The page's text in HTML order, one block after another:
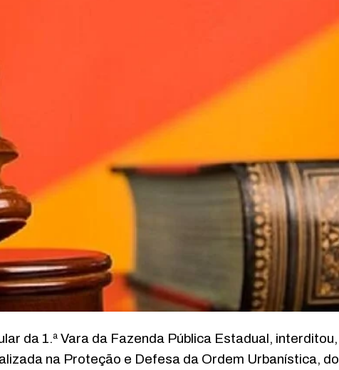
da 1.ª Vara da Fazenda Pública Estadual, interditou,
na Proteção e Defesa da Ordem Urbanística, do